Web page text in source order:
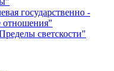
государственно -
отношения"
светскости"